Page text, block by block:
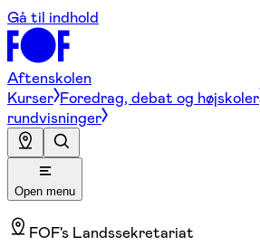
Gå til indhold
Aftenskolen
Kurser Foredrag, debat og højskoler
rundvisninger
Open menu
FOF's Landssekretariat